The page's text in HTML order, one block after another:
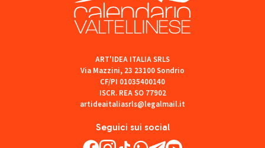
Seguici sui social
ART'IDEA ITALIA SRLS
Via Mazzini, 23 23100 Sondrio
CF/PI 01035400140
ISCR. REA SO 77902
artideaitaliasrls@legalmail.it